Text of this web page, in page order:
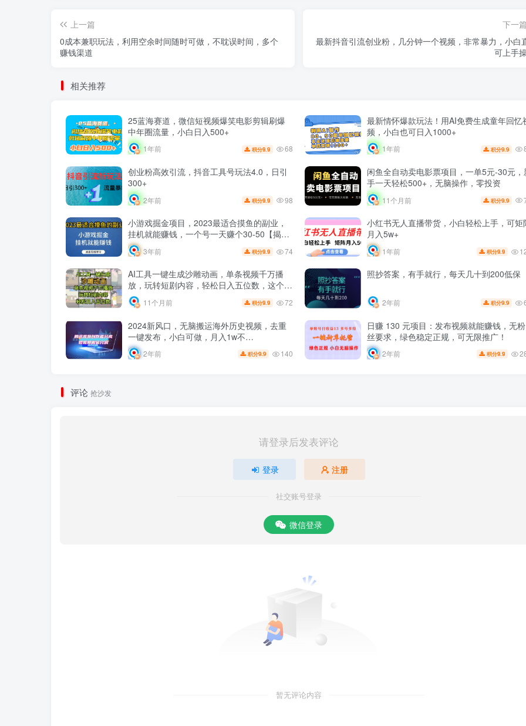
上一篇
0成本兼职玩法，利用空余时间随时可做，不耽误时间，多个
赚钱渠道
下一篇
最新抖音引流创业粉，几分钟一个视频，非常暴力，小白
可上手
相关推荐
25蓝海赛道，微信短视频爆笑电影剪辑刷爆
中年圈流量，小白日入500+
1年前 积分9.9 68
最新情怀爆款玩法！用AI免费生成童年回忆
频，小白也可日入1000+
1年前 积分9.9
创业粉高效引流，抖音工具号玩法4.0，日引
300+
2年前 积分9.9 98
闲鱼全自动卖电影票项目，一单5元-30元，
手一天轻松500+，无脑操作，零投资
11个月前 积分9.9
小游戏掘金项目，2023最适合摸鱼的副业，
挂机就能赚钱，一个号一天赚个30-50【揭
秘】
3年前 积分9.9 74
小红书无人直播带货，小白轻松上手，可矩
月入5w+
1年前 积分9.9
AI工具一键生成沙雕动画，单条视频千万播
放，玩转短剧内容，轻松日入五位数，这个月
已经赚2W+
11个月前 积分9.9 72
照抄答案，有手就行，每天几十到200低保
2年前 积分9.9
2024新风口，无脑搬运海外历史视频，去重
一键发布，小白可做，月入1w不…
2年前 积分9.9 140
日赚 130 元项目：发布视频就能赚钱，无粉
丝要求，绿色稳定正规，可无限推广！
2年前 积分9.9
评论 抢沙发
请登录后发表评论
登录 注册
社交账号登录
微信登录
暂无评论内容